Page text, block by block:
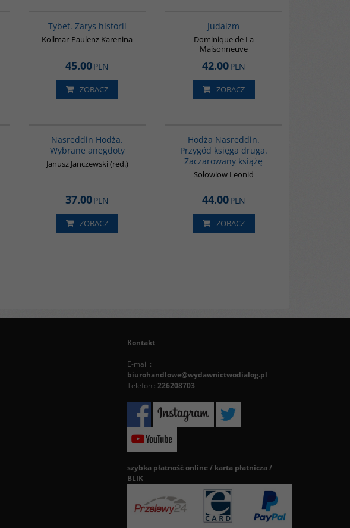
Tybet. Zarys historii
Kollmar-Paulenz Karenina
45.00PLN
ZOBACZ
Judaizm
Dominique de La
Maisonneuve
42.00PLN
ZOBACZ
Nasreddin Hodża.
Wybrane anegdoty
Janusz Janczewski (red.)
37.00PLN
ZOBACZ
Hodża Nasreddin.
Przygód księga druga.
Zaczarowany książę
Sołowiow Leonid
44.00PLN
ZOBACZ
Kontakt
E-mail :
biurohandlowe@wydawnictwodialog.pl
Telefon : 226208703
szybka płatność online / karta płatnicza /
BLIK